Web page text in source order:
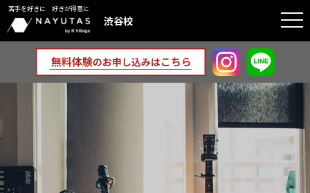
苦手を好きに 好きが得意に
渋谷校